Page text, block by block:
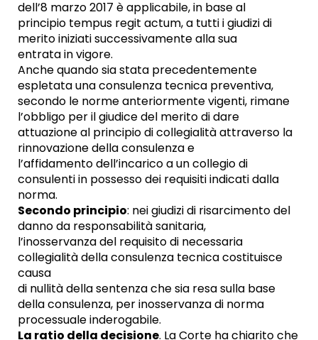
dell’8 marzo 2017 è applicabile, in base al
principio tempus regit actum, a tutti i giudizi di
merito iniziati successivamente alla sua
entrata in vigore.
Anche quando sia stata precedentemente
espletata una consulenza tecnica preventiva,
secondo le norme anteriormente vigenti, rimane
l’obbligo per il giudice del merito di dare
attuazione al principio di collegialità attraverso la
rinnovazione della consulenza e
l’affidamento dell’incarico a un collegio di
consulenti in possesso dei requisiti indicati dalla
norma.
Secondo principio: nei giudizi di risarcimento del
danno da responsabilità sanitaria,
l’inosservanza del requisito di necessaria
collegialità della consulenza tecnica costituisce
causa
di nullità della sentenza che sia resa sulla base
della consulenza, per inosservanza di norma
processuale inderogabile.
La ratio della decisione. La Corte ha chiarito che